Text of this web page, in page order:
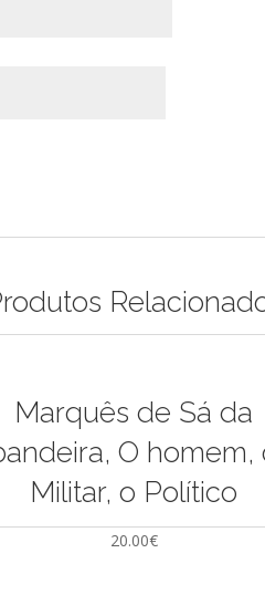
Marquês de Sá da
O homem,
Militar, o Político
20.00€